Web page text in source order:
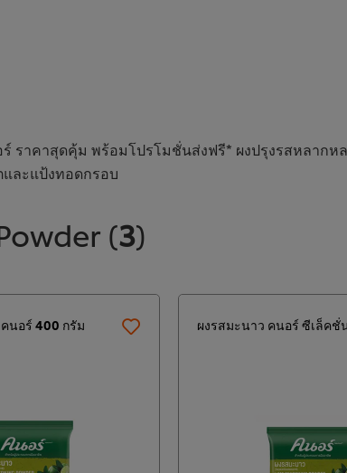
ราคาสุดคุ้ม พร้อมโปรโมชั่นส่งฟรี* ผงปรุงรสหลากห
ละแป้งทอดกรอบ
(3)
นอร์ 400 กรัม ผงรสมะนาว คนอร์ ซีเล็คชั่